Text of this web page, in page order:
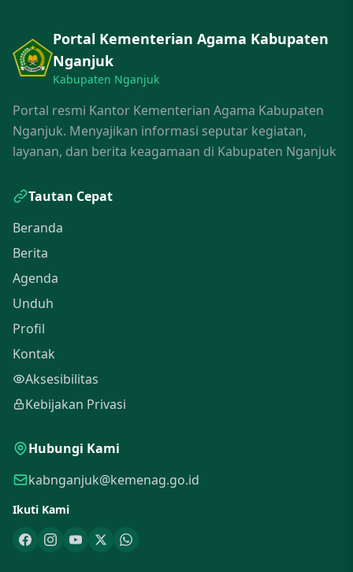
Portal Kementerian Agama Kabupaten
Nganjuk
Kabupaten Nganjuk
Portal resmi Kantor Kementerian Agama Kabupaten
Nganjuk. Menyajikan informasi seputar kegiatan,
layanan, dan berita keagamaan di Kabupaten Nganjuk
Tautan Cepat
Beranda
Berita
Agenda
Unduh
Profil
Kontak
Aksesibilitas
Kebijakan Privasi
Hubungi Kami
kabnganjuk@kemenag.go.id
Ikuti Kami